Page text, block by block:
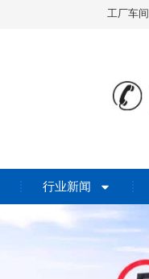
工厂车间
行业新闻